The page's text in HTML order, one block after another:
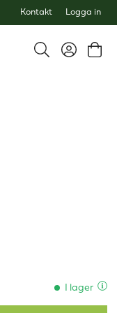
Kontakt Logga in
I lager